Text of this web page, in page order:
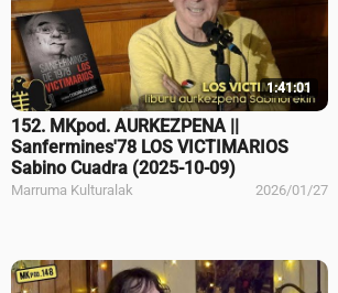
1:41:01
152. MKpod. AURKEZPENA ||
Sanfermines'78 LOS VICTIMARIOS
Sabino Cuadra (2025-10-09)
Marruma Kulturalak 2026/01/27